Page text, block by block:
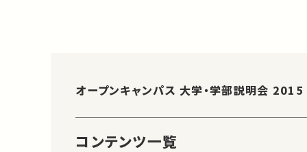
オープンキャンパス 大学・学部説明会 2015
コンテンツ一覧